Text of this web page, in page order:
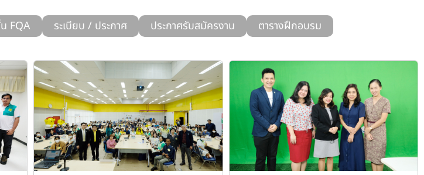
FQA ระเบียบ / ประกาศ ประกาศรับสมัครงาน ตารางฝึกอบรม